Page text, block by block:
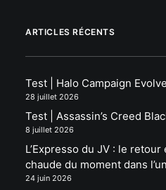
ARTICLES RÉCENTS
Test | Halo Campaign
28 juillet 2026
Test | Assassin’s Creed
8 juillet 2026
L’Expresso du JV : le
chaude du moment dans
24 juin 2026